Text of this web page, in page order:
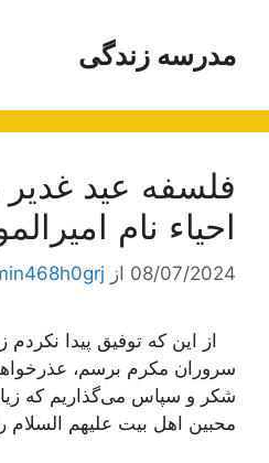
محتوامدرسه زندگی
فلسفه عید
احیاء نام
08/07/2024 از
از این كه توفیق پیدا نكردم
سروران مكرم برسم،
شكر و سپاس می‌گذاریم كه
محبین اهل بیت علیهم السلام